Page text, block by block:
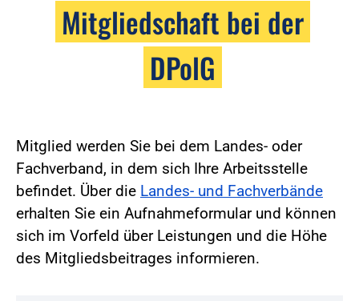
Mitgliedschaft bei der
DPolG
Mitglied werden Sie bei dem Landes- oder
Fachverband, in dem sich Ihre Arbeitsstelle
befindet. Über die Landes- und Fachverbände
erhalten Sie ein Aufnahmeformular und können
sich im Vorfeld über Leistungen und die Höhe
des Mitgliedsbeitrages informieren.